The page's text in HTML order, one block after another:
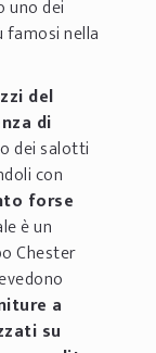
uno dei
nella
del
di
dei salotti
con
forse
è un
Chester
a
su